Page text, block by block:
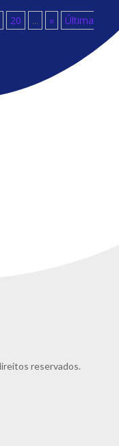
20 ... »
Última
reservados.